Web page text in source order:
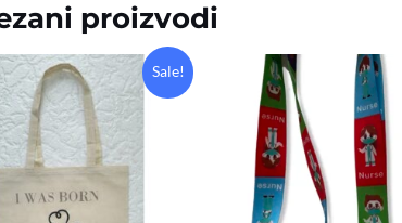
proizvodi
Sale!
Original
price
was:
15,00 KM.
Current
price
is:
8,00 KM.